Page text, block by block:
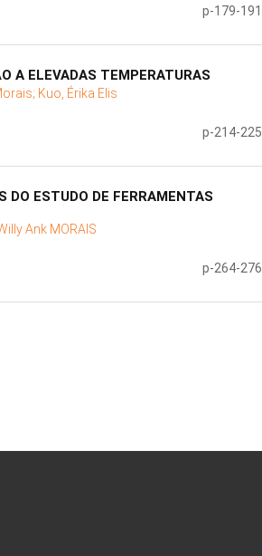
p-179-191
A ELEVADAS TEMPERATURAS
Kuo, Érika Elis
p-214-225
ESTUDO DE FERRAMENTAS
Ank MORAIS
p-264-276